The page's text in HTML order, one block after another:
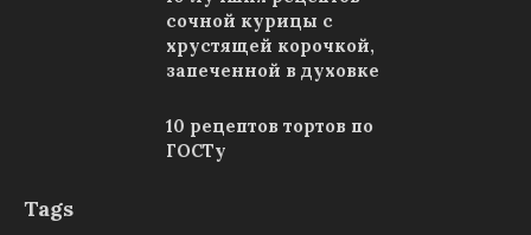
сочной курицы с
хрустящей корочкой,
запеченной в духовке
10 рецептов тортов по
ГОСТу
Tags